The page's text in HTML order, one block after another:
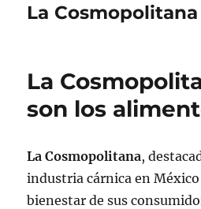
La Cosmopolitana
La
son los
La Cosmopolitana,
industria cárnica en
bienestar de sus